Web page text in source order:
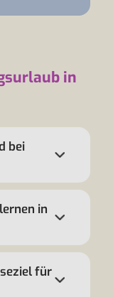
in
bei
in
für